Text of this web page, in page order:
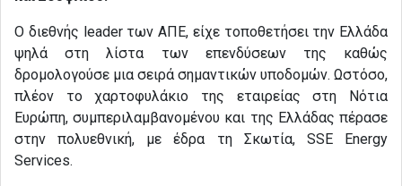
Ο διεθνής leader των ΑΠΕ, είχε τοποθετήσει την Ελλάδα
ψηλά στη λίστα των επενδύσεων της καθώς
δρομολογούσε μια σειρά σημαντικών υποδομών. Ωστόσο,
πλέον το χαρτοφυλάκιο της εταιρείας στη Νότια
Ευρώπη, συμπεριλαμβανομένου και της Ελλάδας πέρασε
στην πολυεθνική, με έδρα τη Σκωτία, SSE Energy
Services.